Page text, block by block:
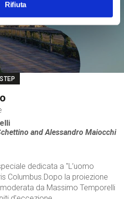
Rifiuta
andAlessandro Maiocchi
dedicata a "L’uomo
Columbus.Dopo la proiezione
da Massimo Temporelli